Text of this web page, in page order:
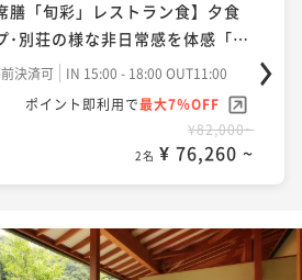
膳「旬彩」レストラン食】夕食
･別荘の様な非日常感を体感「和
決済可
IN 15:00 - 18:00 OUT11:00
ポイント即利用で最大7％OFF
¥82,000~
2名 ¥ 76,260 ~